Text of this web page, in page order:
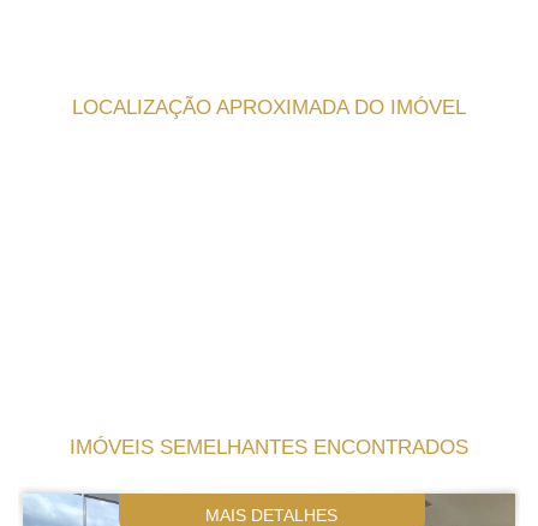
LOCALIZAÇÃO APROXIMADA DO IMÓVEL
IMÓVEIS SEMELHANTES ENCONTRADOS
MAIS DETALHES